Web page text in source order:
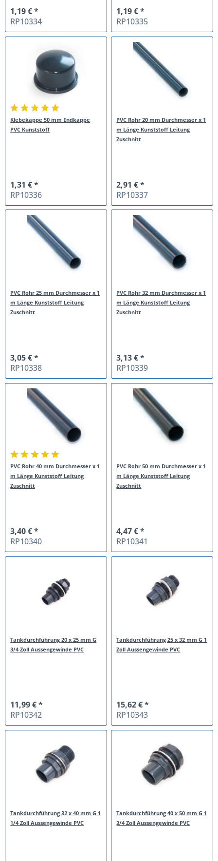
1,19 € *
RP10334
1,19 € *
RP10335
Klebekappe 50 mm Endkappe
PVC Kunststoff
1,31 € *
RP10336
PVC Rohr 20 mm Durchmesser x 1
m Länge Kunststoff Leitung
Zuschnitt
2,91 € *
RP10337
PVC Rohr 25 mm Durchmesser x 1
m Länge Kunststoff Leitung
Zuschnitt
3,05 € *
RP10338
PVC Rohr 32 mm Durchmesser x 1
m Länge Kunststoff Leitung
Zuschnitt
3,13 € *
RP10339
PVC Rohr 40 mm Durchmesser x 1
m Länge Kunststoff Leitung
Zuschnitt
3,40 € *
RP10340
PVC Rohr 50 mm Durchmesser x 1
m Länge Kunststoff Leitung
Zuschnitt
4,47 € *
RP10341
Tankdurchführung 20 x 25 mm G
3/4 Zoll Aussengewinde PVC
11,99 € *
RP10342
Tankdurchführung 25 x 32 mm G 1
Zoll Aussengewinde PVC
15,62 € *
RP10343
Tankdurchführung 32 x 40 mm G 1
1/4 Zoll Aussengewinde PVC
Tankdurchführung 40 x 50 mm G 1
3/4 Zoll Aussengewinde PVC